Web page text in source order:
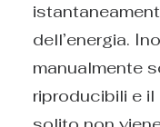
dell’energia.
manualmente
riproducibili e